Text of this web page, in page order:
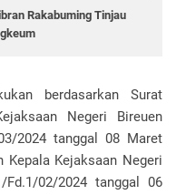
Rakabuming Tinjau
berdasarkan Surat
Negeri Bireuen
2024 tanggal 08 Maret
Kepala Kejaksaan Negeri
Fd.1/02/2024 tanggal 06